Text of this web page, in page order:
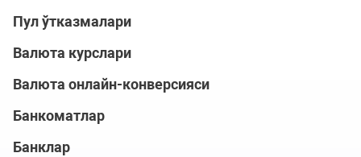
Пул ўтказмалари
Валюта курслари
Валюта онлайн-конверсияси
Банкоматлар
Банклар